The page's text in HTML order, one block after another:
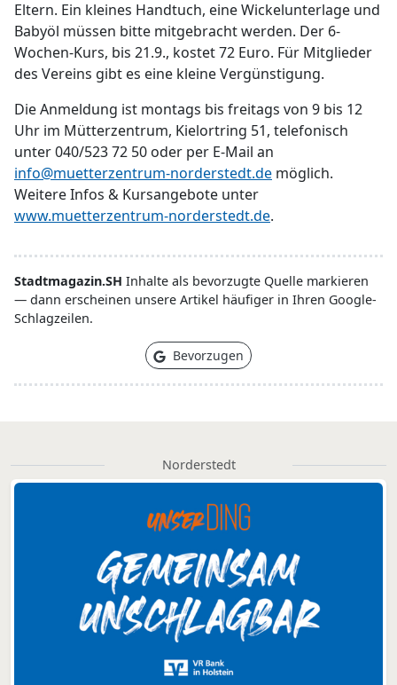
Eltern. Ein kleines Handtuch, eine Wickelunterlage und
Babyöl müssen bitte mitgebracht werden. Der 6-
Wochen-Kurs, bis 21.9., kostet 72 Euro. Für Mitglieder
des Vereins gibt es eine kleine Vergünstigung.
Die Anmeldung ist montags bis freitags von 9 bis 12
Uhr im Mütterzentrum, Kielortring 51, telefonisch
unter 040/523 72 50 oder per E-Mail an
info@muetterzentrum-norderstedt.de möglich.
Weitere Infos & Kursangebote unter
www.muetterzentrum-norderstedt.de.
Stadtmagazin.SH Inhalte als bevorzugte Quelle markieren
— dann erscheinen unsere Artikel häufiger in Ihren Google-
Schlagzeilen.
Bevorzugen
Norderstedt